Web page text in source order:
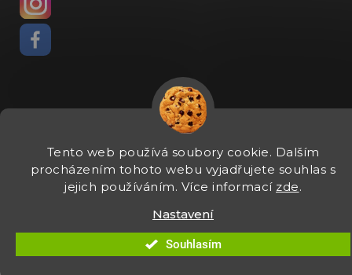
Tento web používá soubory cookie. Dalším
procházením tohoto webu vyjadřujete souhlas s
jejich používáním. Více informací zde.
Nastavení
Souhlasím
Vytvořil Shoptet
Copyright 2026Fadee. Všechna práva vyhrazena. Upravit
nastavení cookies